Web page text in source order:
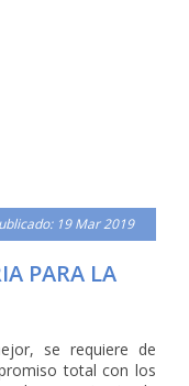
19 Mar 2019
PARA LA
se requiere de
total con los